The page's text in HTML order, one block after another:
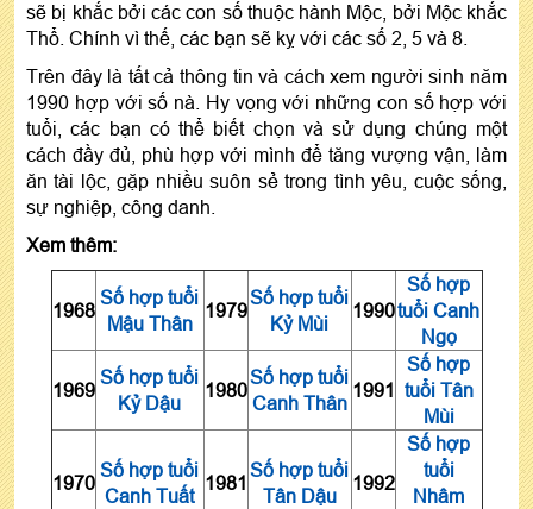
sẽ bị khắc bởi các con số thuộc hành Mộc, bởi Mộc khắc
Thổ. Chính vì thế, các bạn sẽ kỵ với các số 2, 5 và 8.
Trên đây là tất cả thông tin và cách xem người sinh năm
1990 hợp với số nà. Hy vọng với những con số hợp với
tuổi, các bạn có thể biết chọn và sử dụng chúng một
cách đầy đủ, phù hợp với mình để tăng vượng vận, làm
ăn tài lộc, gặp nhiều suôn sẻ trong tình yêu, cuộc sống,
sự nghiệp, công danh.
Xem thêm:
1968
Số hợp tuổi
Mậu Thân
1979
Số hợp tuổi
Kỷ Mùi
1990
Số hợp
tuổi Canh
Ngọ
1969
Số hợp tuổi
Kỷ Dậu
1980
Số hợp tuổi
Canh Thân
1991
Số hợp
tuổi Tân
Mùi
1970
Số hợp tuổi
Canh Tuất
1981
Số hợp tuổi
Tân Dậu
1992
Số hợp
tuổi
Nhâm